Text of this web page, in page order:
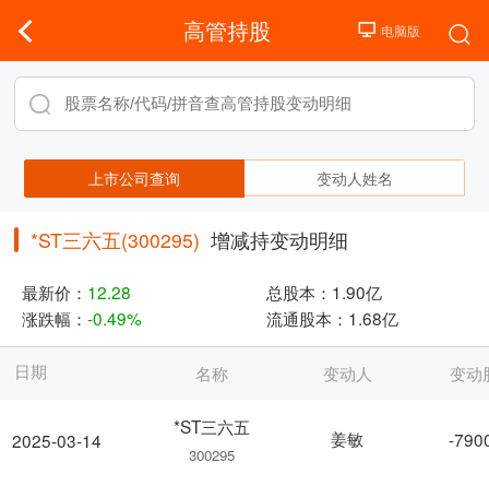
高管持股
上市公司查询 变动人姓名
*ST三六五(300295) 增减持变动明细
最新价： 12.28 总股本： 1.90亿
涨跌幅： -0.49% 流通股本： 1.68亿
日期
2025-03-14
名称 变动人 变动
*ST三六五
300295
姜敏 -